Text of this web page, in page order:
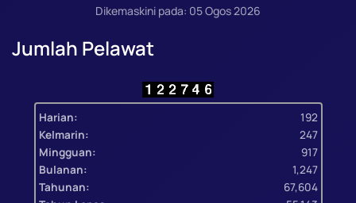
Dikemaskini pada: 05 Ogos 2026
Jumlah Pelawat
Harian:
192
Kelmarin:
247
Mingguan:
917
Bulanan:
1,247
Tahunan:
67,604